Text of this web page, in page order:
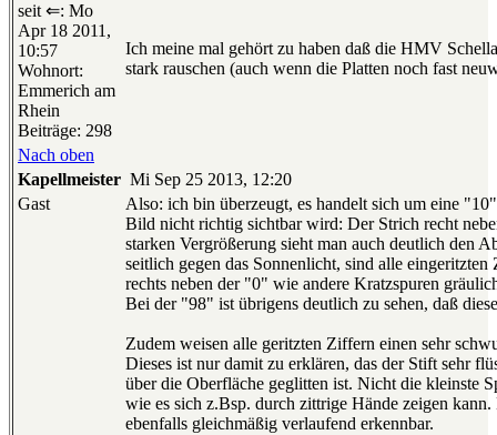
seit ⇐: Mo
Apr 18 2011,
10:57
Wohnort:
Emmerich am
Rhein
Beiträge: 298
Ich meine mal gehört zu haben daß die HMV
stark rauschen (auch wenn die Platten noch fast
Nach oben
Kapellmeister Mi Sep 25 2013, 12:20
Gast
Also: ich bin überzeugt, es handelt sich um eine
Bild nicht richtig sichtbar wird: Der Strich recht
starken Vergrößerung sieht man auch deutlich den
seitlich gegen das Sonnenlicht, sind alle
rechts neben der "0" wie andere Kratzspuren
Bei der "98" ist übrigens deutlich zu sehen, daß
Zudem weisen alle geritzten Ziffern einen sehr
Dieses ist nur damit zu erklären, das der Stift sehr
über die Oberfläche geglitten ist. Nicht die kleinste
wie es sich z.Bsp. durch zittrige Hände zeigen
ebenfalls gleichmäßig verlaufend erkennbar.